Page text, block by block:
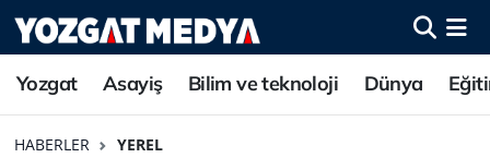
Yozgat Asayiş Bilim ve teknoloji Dünya
HABERLER YEREL